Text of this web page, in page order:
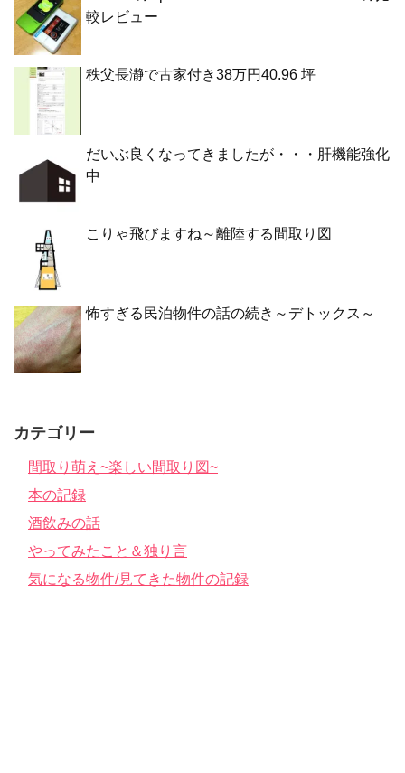
較レビュー
秩父長瀞で古家付き38万円40.96 坪
だいぶ良くなってきましたが・・・肝機能強化
中
こりゃ飛びますね～離陸する間取り図
怖すぎる民泊物件の話の続き～デトックス～
カテゴリー
間取り萌え~楽しい間取り図~
本の記録
酒飲みの話
やってみたこと＆独り言
気になる物件/見てきた物件の記録